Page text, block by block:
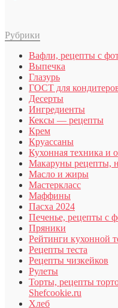
Рубрики
Вафли, рецепты с
Выпечка
Глазурь
ГОСТ для
Десерты
Ингредиенты
Кексы — рецепты
Крем
Круассаны
Кухонная техника и
Макаруны рецепты,
Масло и жиры
Мастеркласс
Маффины
Пасха 2024
Печенье, рецепты с
Пряники
Рейтинги кухонной
Рецепты теста
Рецепты чизкейков
Рулеты
Торты, рецепты
Shefcookie.ru
Хлеб